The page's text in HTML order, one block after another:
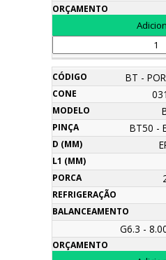
BT -
BT50 -
G6.3 -